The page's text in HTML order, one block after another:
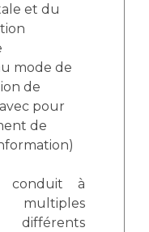
et du
mode de
de
pour
de
conduit à
différents